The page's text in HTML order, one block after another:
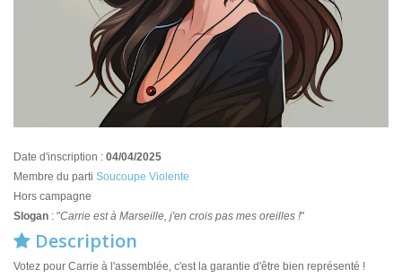
Date d'inscription : 04/04/2025
Membre du parti Soucoupe Violente
Hors campagne
Slogan : "Carrie est à Marseille, j'en crois pas mes oreilles !"
Description
Votez pour Carrie à l'assemblée, c'est la garantie d'être bien représenté !